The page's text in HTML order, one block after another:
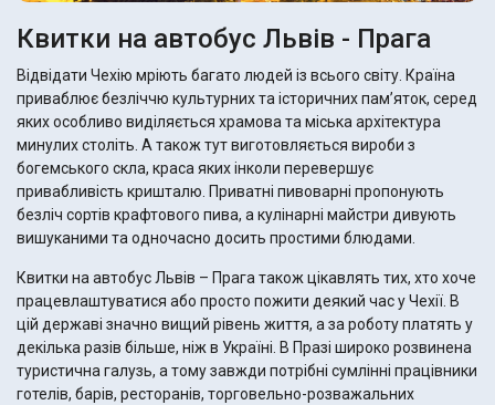
Квитки на автобус Львів - Прага
Відвідати Чехію мріють багато людей із всього світу. Країна
приваблює безліччю культурних та історичних пам’яток, серед
яких особливо виділяється храмова та міська архітектура
минулих століть. А також тут виготовляється вироби з
богемського скла, краса яких інколи перевершує
привабливість кришталю. Приватні пивоварні пропонують
безліч сортів крафтового пива, а кулінарні майстри дивують
вишуканими та одночасно досить простими блюдами.
Квитки на автобус Львів – Прага також цікавлять тих, хто хоче
працевлаштуватися або просто пожити деякий час у Чехії. В
цій державі значно вищий рівень життя, а за роботу платять у
декілька разів більше, ніж в Україні. В Празі широко розвинена
туристична галузь, а тому завжди потрібні сумлінні працівники
готелів, барів, ресторанів, торговельно-розважальних